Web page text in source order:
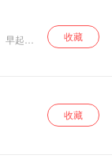
收藏
收藏